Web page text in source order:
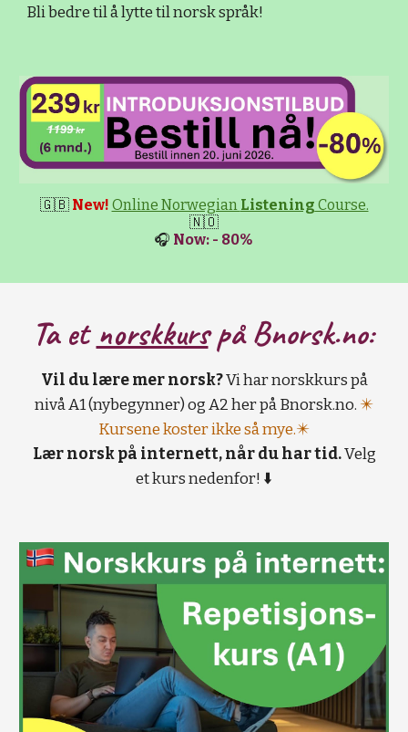
Bli bedre til å lytte til norsk språk!
🇬🇧 New! Online Norwegian Listening Course.
🇳🇴
🎧 Now: - 80%
Ta et norskkurspå Bnorsk.no:
Vil du lære mer norsk?Vi har norskkurs på
nivå A1 (nybegynner) og A2 her på Bnorsk.no. ✴️
Kursene koster ikke så mye.✴️
Lær norsk på internett, når du har tid.Velg
et kurs nedenfor! ⬇️